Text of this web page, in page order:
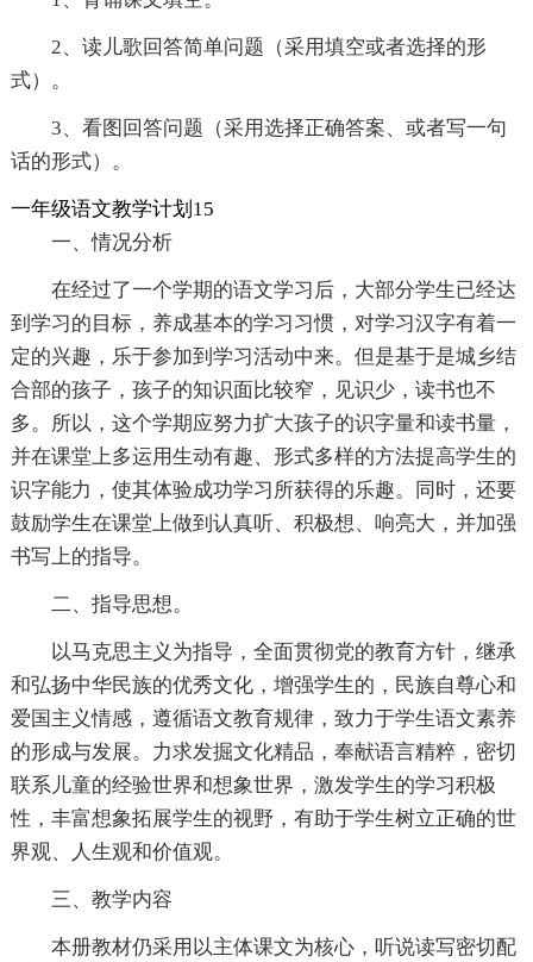
2、读儿歌回答简单问题（采用填空或者选择的形
式）。
3、看图回答问题（采用选择正确答案、或者写一句
话的形式）。
一年级语文教学计划15
一、情况分析
在经过了一个学期的语文学习后，大部分学生已经达
到学习的目标，养成基本的学习习惯，对学习汉字有着一
定的兴趣，乐于参加到学习活动中来。但是基于是城乡结
合部的孩子，孩子的知识面比较窄，见识少，读书也不
多。所以，这个学期应努力扩大孩子的识字量和读书量，
并在课堂上多运用生动有趣、形式多样的方法提高学生的
识字能力，使其体验成功学习所获得的乐趣。同时，还要
鼓励学生在课堂上做到认真听、积极想、响亮大，并加强
书写上的指导。
二、指导思想。
以马克思主义为指导，全面贯彻党的教育方针，继承
和弘扬中华民族的优秀文化，增强学生的，民族自尊心和
爱国主义情感，遵循语文教育规律，致力于学生语文素养
的形成与发展。力求发掘文化精品，奉献语言精粹，密切
联系儿童的经验世界和想象世界，激发学生的学习积极
性，丰富想象拓展学生的视野，有助于学生树立正确的世
界观、人生观和价值观。
三、教学内容
本册教材仍采用以主体课文为核心，听说读写密切配